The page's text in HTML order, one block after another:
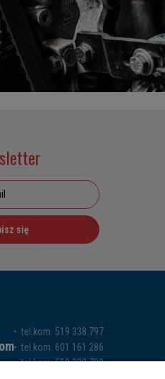
się
tel.kom. 519 338 797
tel.kom. 601 161 286
tel.kom. 519 338 793